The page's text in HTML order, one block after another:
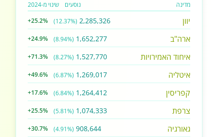
מדינה נוסעים שינוי מ-2024
יוון 2,285,326
(12.37%)
+25.2%
ארה"ב 1,652,277
(8.94%)
+24.9%
איחוד האמירויות 1,527,770
(8.27%)
+71.3%
איטליה 1,269,017
(6.87%)
+49.6%
קפריסין 1,264,412
(6.84%)
+17.6%
צרפת 1,074,333
(5.81%)
+25.5%
גאורגיה 908,644
(4.91%)
+30.7%